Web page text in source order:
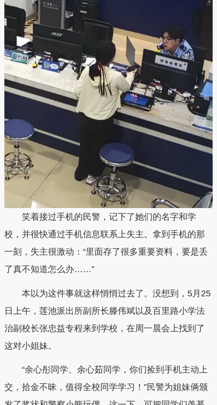
笑着接过手机的民警，记下了她们的名字和学
校，并很快通过手机信息联系上失主。拿到手机的那
一刻，失主很激动：“里面存了很多重要资料，要是丢
了真不知道怎么办……”
本以为这件事就这样悄悄过去了。没想到，5月25
日上午，莲池派出所副所长滕伟斌以及百里路小学法
治副校长张忠益专程来到学校，在周一晨会上找到了
这对小姐妹。
“余心彤同学、余心茹同学，你们捡到手机主动上
交，拾金不昧，值得全校同学学习！”民警为姐妹俩颁